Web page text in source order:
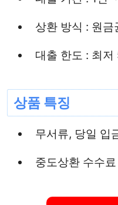
상환 방식 : 원
대출 한도 : 최
상품 특징
무서류, 당일 입
중도상환 수수